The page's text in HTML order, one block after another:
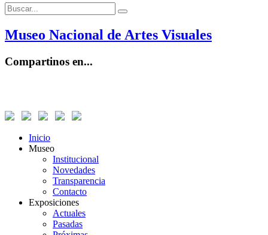
Buscar:
Buscar
Museo Nacional de Artes Visuales
Compartinos en...
Inicio
Museo
Institucional
Novedades
Transparencia
Contacto
Exposiciones
Actuales
Pasadas